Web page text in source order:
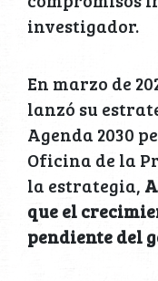
investigador.
En marzo de
lanzó su
Agenda 2030
Oficina de la
la estrategia,
que el
pendiente del